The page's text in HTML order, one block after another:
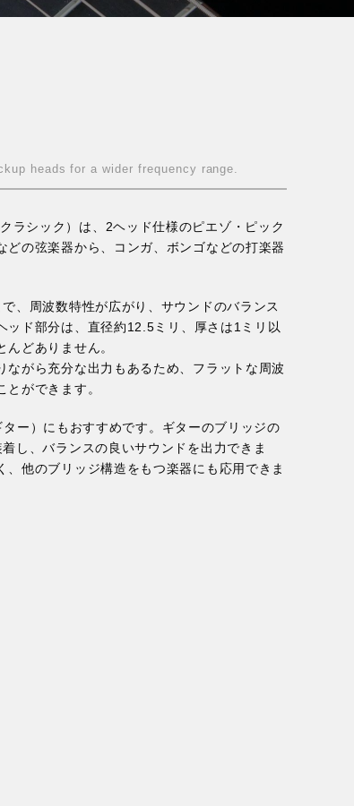
heads for a wider frequency range.
ラシック）は、2ヘッド仕様のピエゾ・ピック
の弦楽器から、コンガ、ボンゴなどの打楽器
、周波数特性が広がり、サウンドのバランス
ッド部分は、直径約12.5ミリ、厚さは1ミリ以
どありません。
ながら充分な出力もあるため、フラットな周波
ができます。
ー）にもおすすめです。ギターのブリッジの
し、バランスの良いサウンドを出力できま
他のブリッジ構造をもつ楽器にも応用できま